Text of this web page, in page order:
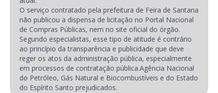
O serviço contratado pela prefeitura de Feira de Santana
não publicou a dispensa de licitação no Portal Nacional
de Compras Públicas, nem no site oficial do órgão.
Segundo especialistas, esse tipo de atitude é contrário
ao princípio da transparência e publicidade que deve
reger os atos da administração pública, especialmente
em processos de contratação pública.Agência Nacional
do Petróleo, Gás Natural e Biocombustíveis e do Estado
do Espírito Santo prejudicados.